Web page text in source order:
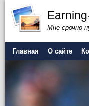
Мне срочно
Главная О сайте